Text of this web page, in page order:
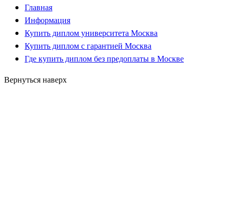
Главная
Информация
Купить диплом университета Москва
Купить диплом с гарантией Москва
Где купить диплом без предоплаты в Москве
Вернуться наверх